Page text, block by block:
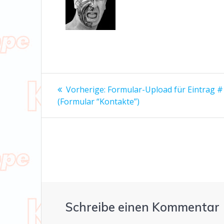
Beitrags-
Navigation
Vorherige: Vorheriger
Beitrag:
Formular-Upload für Eintrag
(Formular “Kontakte”)
Schreibe einen Kommentar